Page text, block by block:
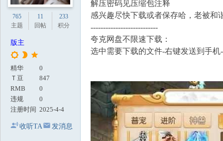
765
主题
11
回帖
233
积分
版主
精华
0
Ｔ豆
847
RMB
0
违规
0
注册时间 2025-4-4
收听TA 发消息
解压密码见压缩包注释
感兴趣尽快下载或者保存哈，老被和
---------------------------
夸克网盘不限速下载：
选中需要下载的文件-右键发送到手